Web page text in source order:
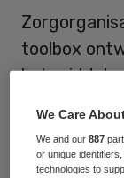
toolbox
Eerstelijns
We Care
We and our887
or unique
technologies to